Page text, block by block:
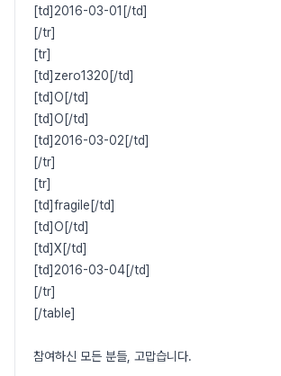
[td]2016-03-01[/td]
[/tr]
[tr]
[td]zero1320[/td]
[td]O[/td]
[td]O[/td]
[td]2016-03-02[/td]
[/tr]
[tr]
[td]fragile[/td]
[td]O[/td]
[td]X[/td]
[td]2016-03-04[/td]
[/tr]
[/table]
참여하신 모든 분들, 고맙습니다.